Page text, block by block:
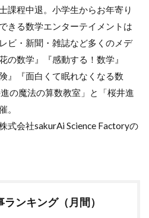
課程中退。小学生からお年寄り
きる数学エンターテイメントは
ビ・新聞・雑誌など多くのメデ
の数学』『感動する！数学』
』『面白くて眠れなくなる数
の魔法の算数教室」と「桜井進
。
式会社sakurAi Science Factoryの
ンキング（月間）